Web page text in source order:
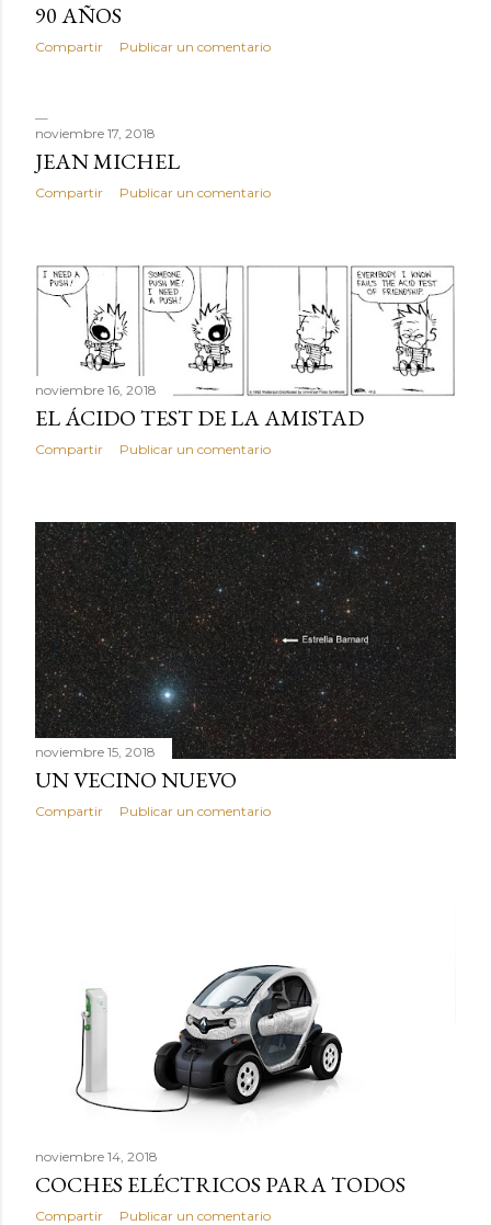
90 AÑOS
Compartir Publicar un comentario
noviembre 17, 2018
JEAN MICHEL
Compartir Publicar un comentario
noviembre 16, 2018
EL ÁCIDO TEST DE LA AMISTAD
Compartir Publicar un comentario
noviembre 15, 2018
UN VECINO NUEVO
Compartir Publicar un comentario
noviembre 14, 2018
COCHES ELÉCTRICOS PARA TODOS
Compartir Publicar un comentario